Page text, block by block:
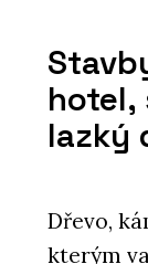
hotel,
lazký
Dřevo,
kterým